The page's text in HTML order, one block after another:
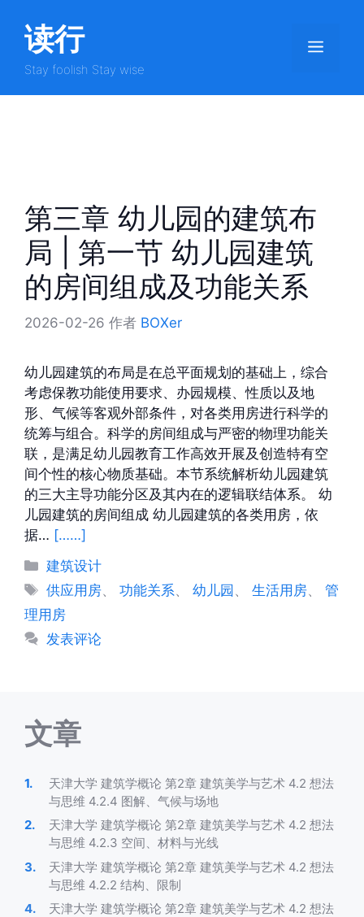
读行
Stay foolish Stay wise
菜
单
第三章 幼儿园的建筑布
局 | 第一节 幼儿园建筑
的房间组成及功能关系
2026-02-26 作者 BOXer
幼儿园建筑的布局是在总平面规划的基础上，综合
考虑保教功能使用要求、办园规模、性质以及地
形、气候等客观外部条件，对各类用房进行科学的
统筹与组合。科学的房间组成与严密的物理功能关
联，是满足幼儿园教育工作高效开展及创造特有空
间个性的核心物质基础。本节系统解析幼儿园建筑
的三大主导功能分区及其内在的逻辑联结体系。 幼
儿园建筑的房间组成 幼儿园建筑的各类用房，依
据… [……]
分
类
建筑设计
标
签
供应用房 、功能关系 、幼儿园 、生活用房 、管
理用房
发表评论
文章
天津大学 建筑学概论 第2章 建筑美学与艺术 4.2 想法
与思维 4.2.4 图解、气候与场地
天津大学 建筑学概论 第2章 建筑美学与艺术 4.2 想法
与思维 4.2.3 空间、材料与光线
天津大学 建筑学概论 第2章 建筑美学与艺术 4.2 想法
与思维 4.2.2 结构、限制
天津大学 建筑学概论 第2章 建筑美学与艺术 4.2 想法